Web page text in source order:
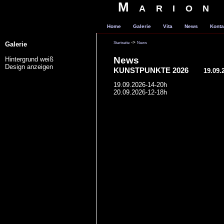
Home Galerie Vita News
Startseite ->News
News
KUNSTPUNKTE 2026
19.09.2026-14-20h
20.09.2026-12-18h
Galerie
Hintergrund weiß
Design anzeigen